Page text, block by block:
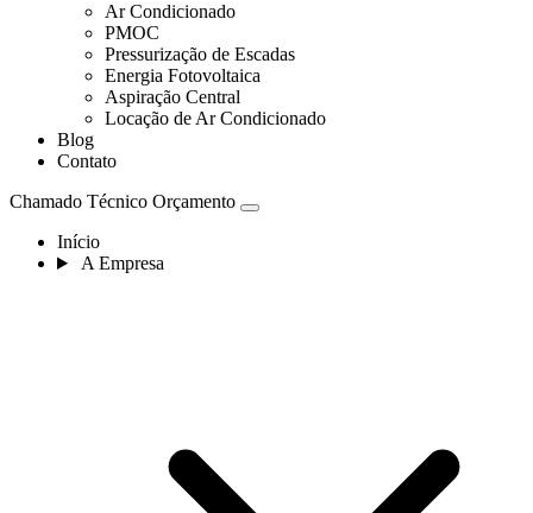
Ar Condicionado
PMOC
Pressurização de Escadas
Energia Fotovoltaica
Aspiração Central
Locação de Ar Condicionado
Blog
Contato
Chamado Técnico Orçamento
Início
A Empresa